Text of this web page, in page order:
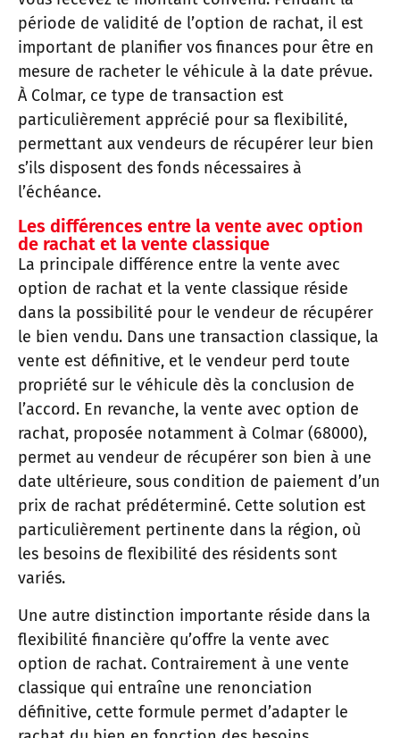
période de validité de l’option de rachat, il est
important de planifier vos finances pour être en
mesure de racheter le véhicule à la date prévue.
À Colmar, ce type de transaction est
particulièrement apprécié pour sa flexibilité,
permettant aux vendeurs de récupérer leur bien
s’ils disposent des fonds nécessaires à
l’échéance.
Les différences entre la vente avec option
de rachat et la vente classique
La principale différence entre la vente avec
option de rachat et la vente classique réside
dans la possibilité pour le vendeur de récupérer
le bien vendu. Dans une transaction classique, la
vente est définitive, et le vendeur perd toute
propriété sur le véhicule dès la conclusion de
l’accord. En revanche, la vente avec option de
rachat, proposée notamment à Colmar (68000),
permet au vendeur de récupérer son bien à une
date ultérieure, sous condition de paiement d’un
prix de rachat prédéterminé. Cette solution est
particulièrement pertinente dans la région, où
les besoins de flexibilité des résidents sont
variés.
Une autre distinction importante réside dans la
flexibilité financière qu’offre la vente avec
option de rachat. Contrairement à une vente
classique qui entraîne une renonciation
définitive, cette formule permet d’adapter le